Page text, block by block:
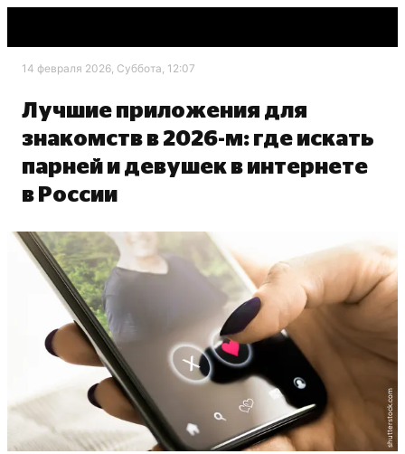
14 февраля 2026, Суббота, 12:07
Лучшие приложения для
знакомств в 2026-м: где искать
парней и девушек в интернете
в России
shutterstock.com